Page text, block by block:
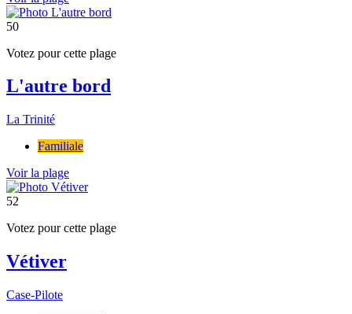
50
Votez pour cette plage
L'autre bord
La Trinité
Familiale
Voir la plage
52
Votez pour cette plage
Vétiver
Case-Pilote